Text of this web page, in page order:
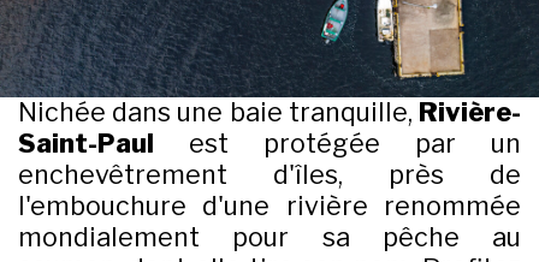
Nichée dans une baie tranquille, Rivière-
Saint-Paul est protégée par un
enchevêtrement d'îles, près de
l'embouchure d'une rivière renommée
mondialement pour sa pêche au